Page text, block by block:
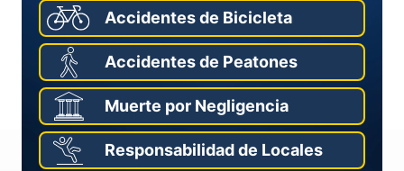
Accidentes de Bicicleta
Accidentes de Peatones
Muerte por Negligencia
Responsabilidad de Locales